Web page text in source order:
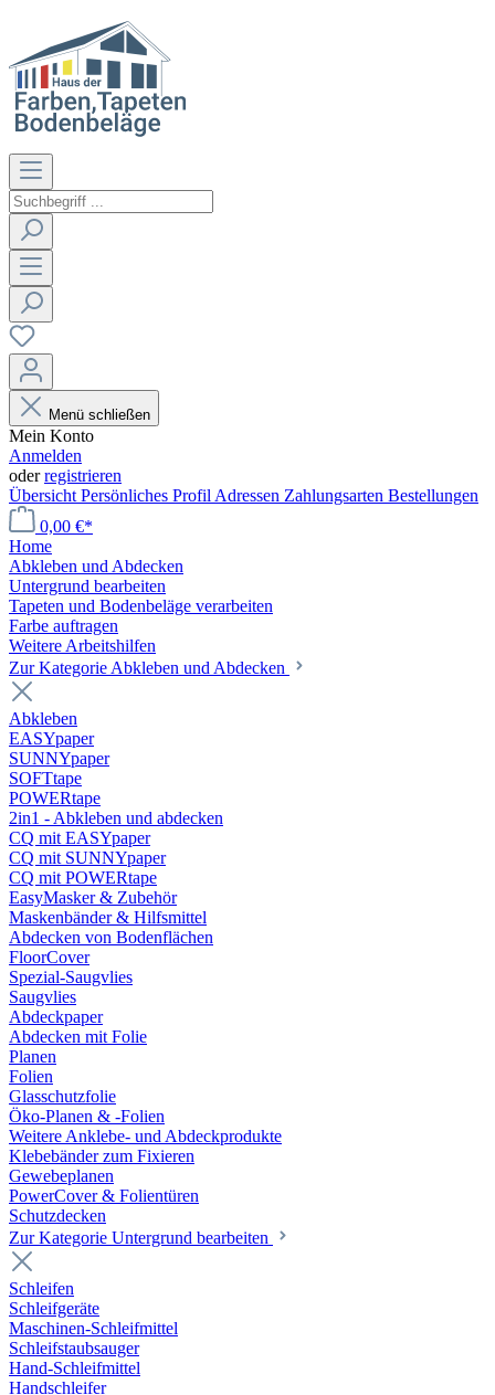
Menü schließen
Mein Konto
Anmelden
oderregistrieren
Übersicht Persönliches Profil Adressen Zahlungsarten Bestellungen
0,00 €*
Home
Abkleben und Abdecken
Untergrund bearbeiten
Tapeten und Bodenbeläge verarbeiten
Farbe auftragen
Weitere Arbeitshilfen
Zur Kategorie Abkleben und Abdecken
Abkleben
EASYpaper
SUNNYpaper
SOFTtape
POWERtape
2in1 - Abkleben und abdecken
CQ mit EASYpaper
CQ mit SUNNYpaper
CQ mit POWERtape
EasyMasker & Zubehör
Maskenbänder & Hilfsmittel
Abdecken von Bodenflächen
FloorCover
Spezial-Saugvlies
Saugvlies
Abdeckpaper
Abdecken mit Folie
Planen
Folien
Glasschutzfolie
Öko-Planen & -Folien
Weitere Anklebe- und Abdeckprodukte
Klebebänder zum Fixieren
Gewebeplanen
PowerCover & Folientüren
Schutzdecken
Zur Kategorie Untergrund bearbeiten
Schleifen
Schleifgeräte
Maschinen-Schleifmittel
Schleifstaubsauger
Hand-Schleifmittel
Handschleifer